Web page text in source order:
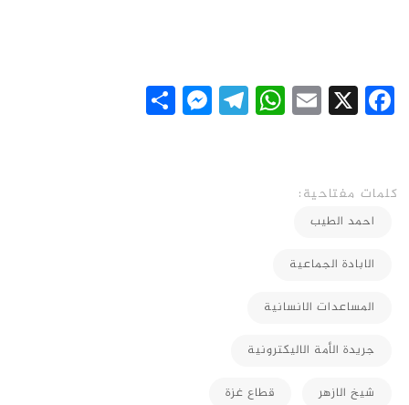
Facebook
X
Email
WhatsApp
Telegram
Messenger
كلمات مفتاحية:
احمد الطيب
الابادة الجماعية
المساعدات الانسانية
جريدة الأمة الاليكترونية
شيخ الازهر قطاع غزة